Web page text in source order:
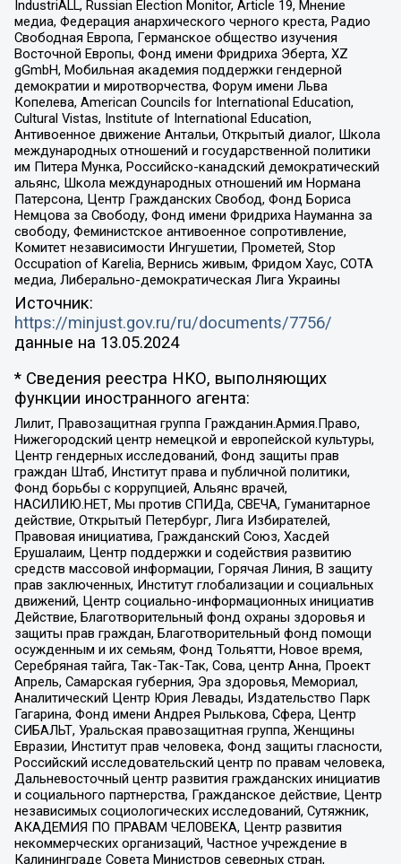
IndustriALL, Russian Election Monitor, Article 19, Мнение
медиа, Федерация анархического черного креста, Радио
Свободная Европа, Германское общество изучения
Восточной Европы, Фонд имени Фридриха Эберта, XZ
gGmbH, Мобильная академия поддержки гендерной
демократии и миротворчества, Форум имени Льва
Копелева, American Councils for International Education,
Cultural Vistas, Institute of International Education,
Антивоенное движение Антальи, Открытый диалог, Школа
международных отношений и государственной политики
им Питера Мунка, Российско-канадский демократический
альянс, Школа международных отношений им Нормана
Патерсона, Центр Гражданских Свобод, Фонд Бориса
Немцова за Свободу, Фонд имени Фридриха Науманна за
свободу, Феминистское антивоенное сопротивление,
Комитет независимости Ингушетии, Прометей, Stop
Occupation of Karelia, Вернись живым, Фридом Хаус, СОТА
медиа, Либерально-демократическая Лига Украины
Источник:
https://minjust.gov.ru/ru/documents/7756/
данные на 13.05.2024
* Сведения реестра НКО, выполняющих
функции иностранного агента:
Лилит, Правозащитная группа Гражданин.Армия.Право,
Нижегородский центр немецкой и европейской культуры,
Центр гендерных исследований, Фонд защиты прав
граждан Штаб, Институт права и публичной политики,
Фонд борьбы с коррупцией, Альянс врачей,
НАСИЛИЮ.НЕТ, Мы против СПИДа, СВЕЧА, Гуманитарное
действие, Открытый Петербург, Лига Избирателей,
Правовая инициатива, Гражданский Союз, Хасдей
Ерушалаим, Центр поддержки и содействия развитию
средств массовой информации, Горячая Линия, В защиту
прав заключенных, Институт глобализации и социальных
движений, Центр социально-информационных инициатив
Действие, Благотворительный фонд охраны здоровья и
защиты прав граждан, Благотворительный фонд помощи
осужденным и их семьям, Фонд Тольятти, Новое время,
Серебряная тайга, Так-Так-Так, Сова, центр Анна, Проект
Апрель, Самарская губерния, Эра здоровья, Мемориал,
Аналитический Центр Юрия Левады, Издательство Парк
Гагарина, Фонд имени Андрея Рылькова, Сфера, Центр
СИБАЛЬТ, Уральская правозащитная группа, Женщины
Евразии, Институт прав человека, Фонд защиты гласности,
Российский исследовательский центр по правам человека,
Дальневосточный центр развития гражданских инициатив
и социального партнерства, Гражданское действие, Центр
независимых социологических исследований, Сутяжник,
АКАДЕМИЯ ПО ПРАВАМ ЧЕЛОВЕКА, Центр развития
некоммерческих организаций, Частное учреждение в
Калининграде Совета Министров северных стран,